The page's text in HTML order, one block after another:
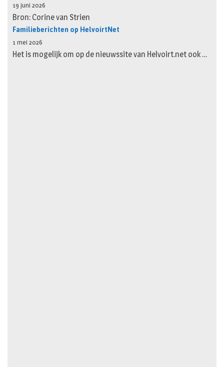
19 juni 2026
Bron: Corine van Strien
Familieberichten op HelvoirtNet
1 mei 2026
Het is mogelijk om op de nieuwssite van Helvoirt.net ook …